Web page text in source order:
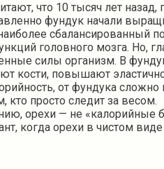
что 10 тысяч лет
фундук начали
сбалансированный
головного мозга. Но,
силы организм. В
кости, повышают
от фундука
кто просто следит за весом.
орехи — не «калорийные
когда орехи в чистом